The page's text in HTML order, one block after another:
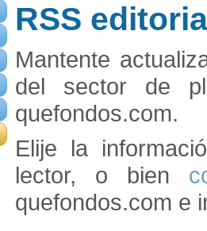
RSS
Mantente
del sector de
quefondos.com.
Elije la
lector, o bien
quefondos.com e